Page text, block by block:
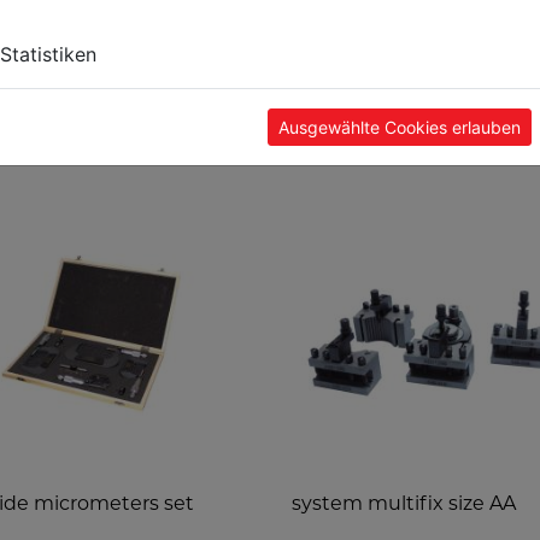
micrometers set
system multifix size AA
Statistiken
Ausgewählte Cookies erlauben